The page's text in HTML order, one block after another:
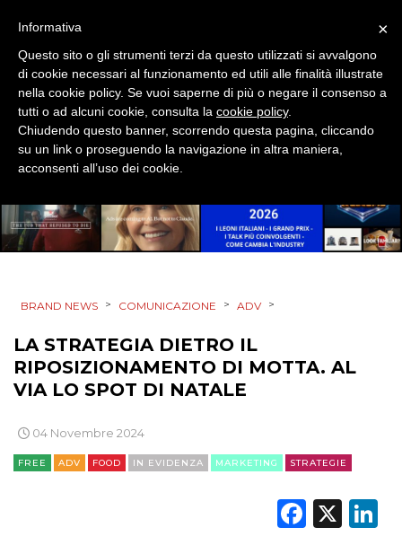
BRAND NEWS > COMUNICAZIONE > ADV >
LA STRATEGIA DIETRO IL
RIPOSIZIONAMENTO DI MOTTA. AL
VIA LO SPOT DI NATALE
04 Novembre 2024
FREE ADV FOOD IN EVIDENZA MARKETING STRATEGIE
X
×
Informativa
Questo sito o gli strumenti terzi da questo utilizzati si avvalgono
di cookie necessari al funzionamento ed utili alle finalità illustrate
nella cookie policy. Se vuoi saperne di più o negare il consenso a
tutti o ad alcuni cookie, consulta la cookie policy.
Chiudendo questo banner, scorrendo questa pagina, cliccando
su un link o proseguendo la navigazione in altra maniera,
acconsenti all’uso dei cookie.